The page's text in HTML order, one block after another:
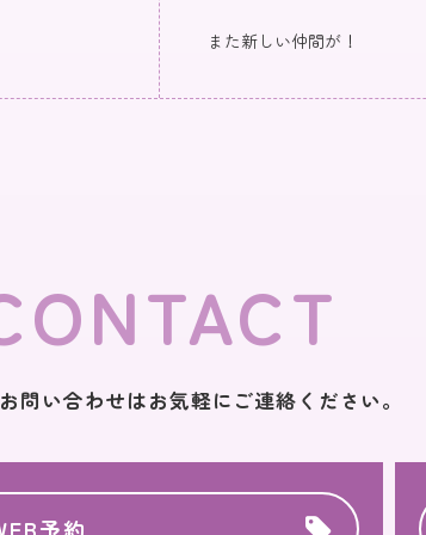
また新しい仲間が！
問い合わせはお気軽にご連絡ください。